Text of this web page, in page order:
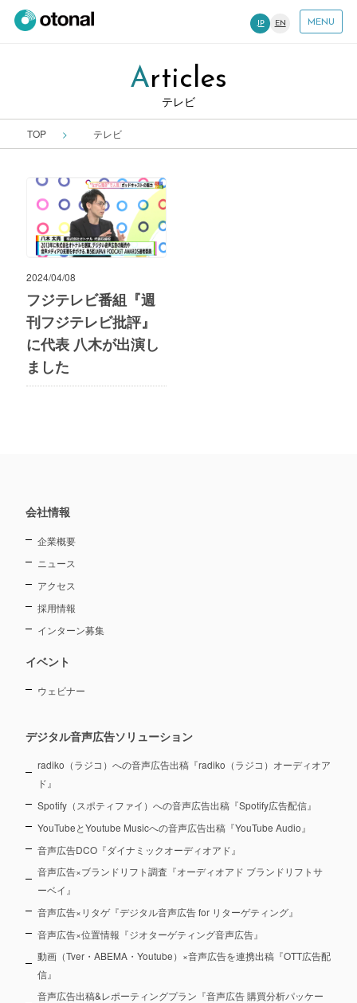
JP EN MENU
Articles
テレビ
TOP テレビ
2024/04/08
フジテレビ番組『週
刊フジテレビ批評』
に代表 八木が出演し
ました
会社情報
企業概要
ニュース
アクセス
採用情報
インターン募集
イベント
ウェビナー
デジタル音声広告ソリューション
radiko（ラジコ）への音声広告出稿『radiko（ラジコ）オーディオア
ド』
Spotify（スポティファイ）への音声広告出稿『Spotify広告配信』
YouTubeとYoutube Musicへの音声広告出稿『YouTube Audio』
音声広告DCO『ダイナミックオーディオアド』
音声広告×ブランドリフト調査『オーディオアド ブランドリフトサ
ーベイ』
音声広告×リタゲ『デジタル音声広告 for リターゲティング』
音声広告×位置情報『ジオターゲティング音声広告』
動画（Tver・ABEMA・Youtube）×音声広告を連携出稿『OTT広告配
信』
音声広告出稿&レポーティングプラン『音声広告 購買分析パッケー